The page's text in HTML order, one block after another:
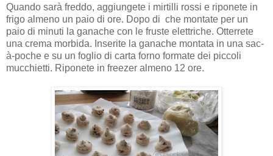
Quando sarà freddo, aggiungete i mirtilli rossi e riponete in
frigo almeno un paio di ore. Dopo di che montate per un
paio di minuti la ganache con le fruste elettriche. Otterrete
una crema morbida. Inserite la ganache montata in una sac-
à-poche e su un foglio di carta forno formate dei piccoli
mucchietti. Riponete in freezer almeno 12 ore.